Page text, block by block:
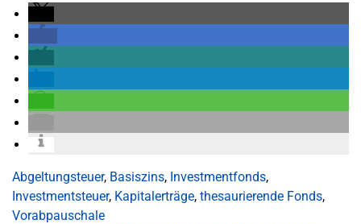
Abgeltungsteuer, Basiszins, Investmentfonds,
Investmentsteuer, Kapitalerträge, thesaurierende Fonds,
Vorabpauschale